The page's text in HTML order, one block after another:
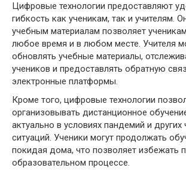
Цифровые технологии предоставляют
гибкость как ученикам, так и учителям.
учебным материалам позволяет
любое время и в любом месте. Учителя
обновлять учебные материалы,
учеников и предоставлять обратную
электронные платформы.
Кроме того, цифровые технологии
организовывать дистанционное
актуально в условиях пандемий и
ситуаций. Ученики могут продолжать
покидая дома, что позволяет избежать
образовательном процессе.